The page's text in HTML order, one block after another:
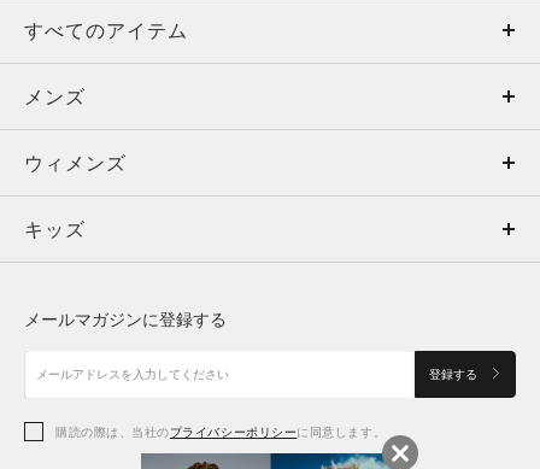
すべてのアイテム
メンズ
ウィメンズ
キッズ
アクセサリー
メンズ
トップス
ボトムス
アクセサリー
ウィメンズ
トップス
シューズ
アクセサリー
キッズ
シューズ
メールマガジンに登録する
登録する
購読の際は、当社のプライバシーポリシーに同意します。